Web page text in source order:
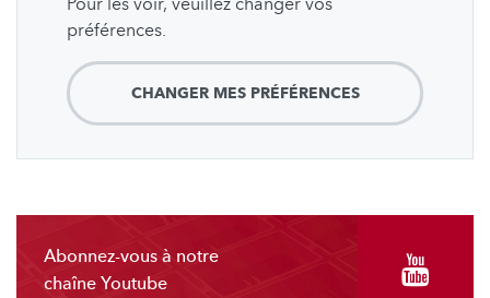
préférences.
CHANGER MES PRÉFÉRENCES
Abonnez-vous à notre
chaîne Youtube